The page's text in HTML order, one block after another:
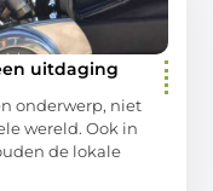
uitdaging
onderwerp, niet
wereld. Ook in
de lokale